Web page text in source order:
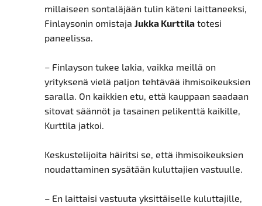
millaiseen sontaläjään tulin käteni laittaneeksi,
Finlaysonin omistaja Jukka Kurttilatotesi
paneelissa.
– Finlayson tukee lakia, vaikka meillä on
yrityksenä vielä paljon tehtävää ihmisoikeuksien
saralla. On kaikkien etu, että kauppaan saadaan
sitovat säännöt ja tasainen pelikenttä kaikille,
Kurttila jatkoi.
Keskustelijoita häiritsi se, että ihmisoikeuksien
noudattaminen sysätään kuluttajien vastuulle.
– En laittaisi vastuuta yksittäiselle kuluttajille,